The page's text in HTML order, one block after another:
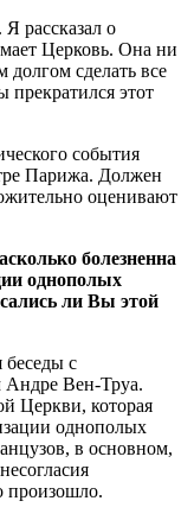
рассказал о
Церковь. Она ни
сделать все
прекратился этот
события
Парижа. Должен
оценивают
болезненна
однополых
ли Вы этой
с
Андре Вен-Труа.
Церкви, которая
однополых
в основном,
произошло.